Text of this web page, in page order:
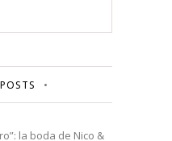
la boda de Nico &